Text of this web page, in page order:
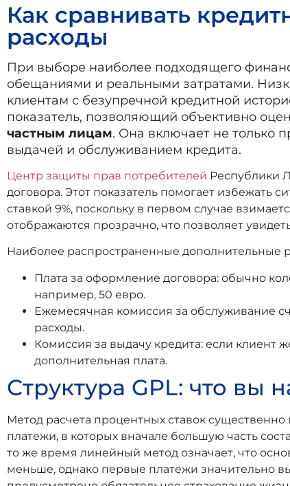
Как сравнивать
расходы
При выборе наиболее подходящего
обещаниями и реальными затратами.
клиентам с безупречной кредитной
показатель, позволяющий объективно
частным лицам. Она включает не только
выдачей и обслуживанием кредита.
Центр защиты прав потребителей Республики
договора. Этот показатель помогает избежать
ставкой 9%, поскольку в первом случае
отображаются прозрачно, что позволяет
Наиболее распространенные дополнительные
Плата за оформление договора: обычно
например, 50 евро.
Ежемесячная комиссия за обслуживание
расходы.
Комиссия за выдачу кредита: если клиент
дополнительная плата.
Структура GPL: что вы
Метод расчета процентных ставок
платежи, в которых вначале большую часть
то же время линейный метод означает, что
меньше, однако первые платежи значительно